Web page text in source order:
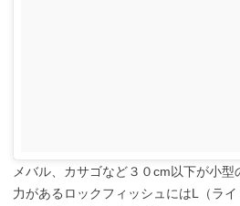
メバル、カサゴなど３０cm以下が小型
力があるロックフィッシュにはL（ラ